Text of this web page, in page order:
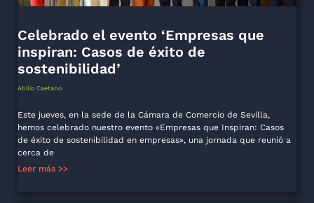
Celebrado el evento ‘Empresas que
inspiran: Casos de éxito de
sostenibilidad’
Abilio Caetano
Este jueves, en la sede de la Cámara de Comercio de Sevilla,
hemos celebrado nuestro evento «Empresas que Inspiran: Casos
de éxito de sostenibilidad en empresas», una jornada que reunió a
cerca de
Leer más >>